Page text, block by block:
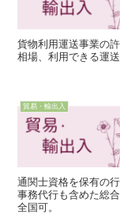
貨物利用運送事業の
相場、利用できる運
貿易・輸出入
通関士資格を保有の
事務代行も含めた総
全国可。